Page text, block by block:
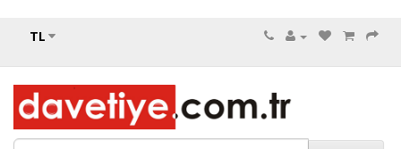
TL